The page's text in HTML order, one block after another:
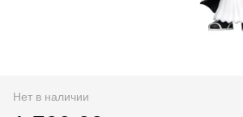
Нет в наличии